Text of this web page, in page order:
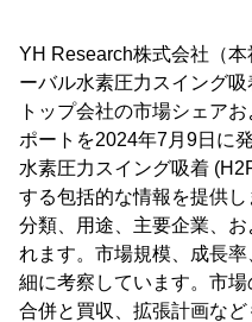
YH Research株式会社（
ーバル水素圧力スイング
トップ会社の市場シェア
ポートを2024年7月9日に
水素圧力スイング吸着
する包括的な情報を提供し
分類、用途、主要企業、
れます。市場規模、成長
細に考察しています。市場
合併と買収、拡張計画な